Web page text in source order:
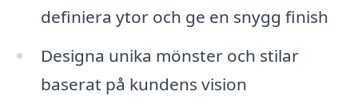
definiera ytor och ge en snygg finish
Designa unika mönster och stilar
baserat på kundens vision